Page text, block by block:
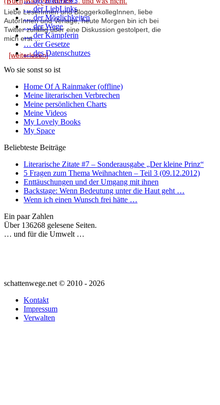
Liebe LeserInnen und BloggerkollegInnen, liebe
AutorInnen und Verlage, heute Morgen bin ich bei
Twitter zufällig über eine Diskussion gestolpert, die
mich erst ...
[weiterlesen]
… der LiebLinks
… der Möglichkeiten
… der Wege
… der Kämpferin
… der Gesetze
… des Datenschutzes
Wo sie sonst so ist
Home Of A Rainmaker (offline)
Meine literarischen Verbrechen
Meine persönlichen Charts
Meine Videos
My Lovely Books
My Space
Beliebteste Beiträge
Literarische Zitate #7 – Sonderausgabe „Der kleine Prinz“
5 Fragen zum Thema Weihnachten – Teil 3 (09.12.2012)
Enttäuschungen und der Umgang mit ihnen
Backstage: Wenn Bedeutung unter die Haut geht …
Wenn ich einen Wunsch frei hätte …
Ein paar Zahlen
Über 136268 gelesene Seiten.
… und für die Umwelt …
schattenwege.net © 2010 - 2026
Kontakt
Impressum
Verwalten